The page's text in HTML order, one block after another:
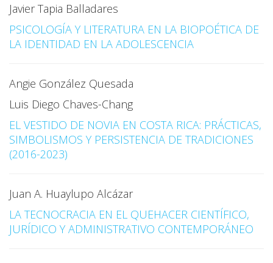
Javier Tapia Balladares
PSICOLOGÍA Y LITERATURA EN LA BIOPOÉTICA DE
LA IDENTIDAD EN LA ADOLESCENCIA
Angie González Quesada
Luis Diego Chaves-Chang
EL VESTIDO DE NOVIA EN COSTA RICA: PRÁCTICAS,
SIMBOLISMOS Y PERSISTENCIA DE TRADICIONES
(2016-2023)
Juan A. Huaylupo Alcázar
LA TECNOCRACIA EN EL QUEHACER CIENTÍFICO,
JURÍDICO Y ADMINISTRATIVO CONTEMPORÁNEO